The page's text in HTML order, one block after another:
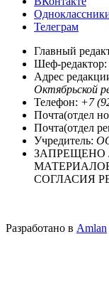
Телеграм
Главный
Шеф-редактор:
Адрес
Октябрьской
Телефон: +7
Почта(отдел
Почта(отдел
Учредитель:
ЗАПРЕЩЕНО
СОГЛАСИЯ
Разработано в Amlan